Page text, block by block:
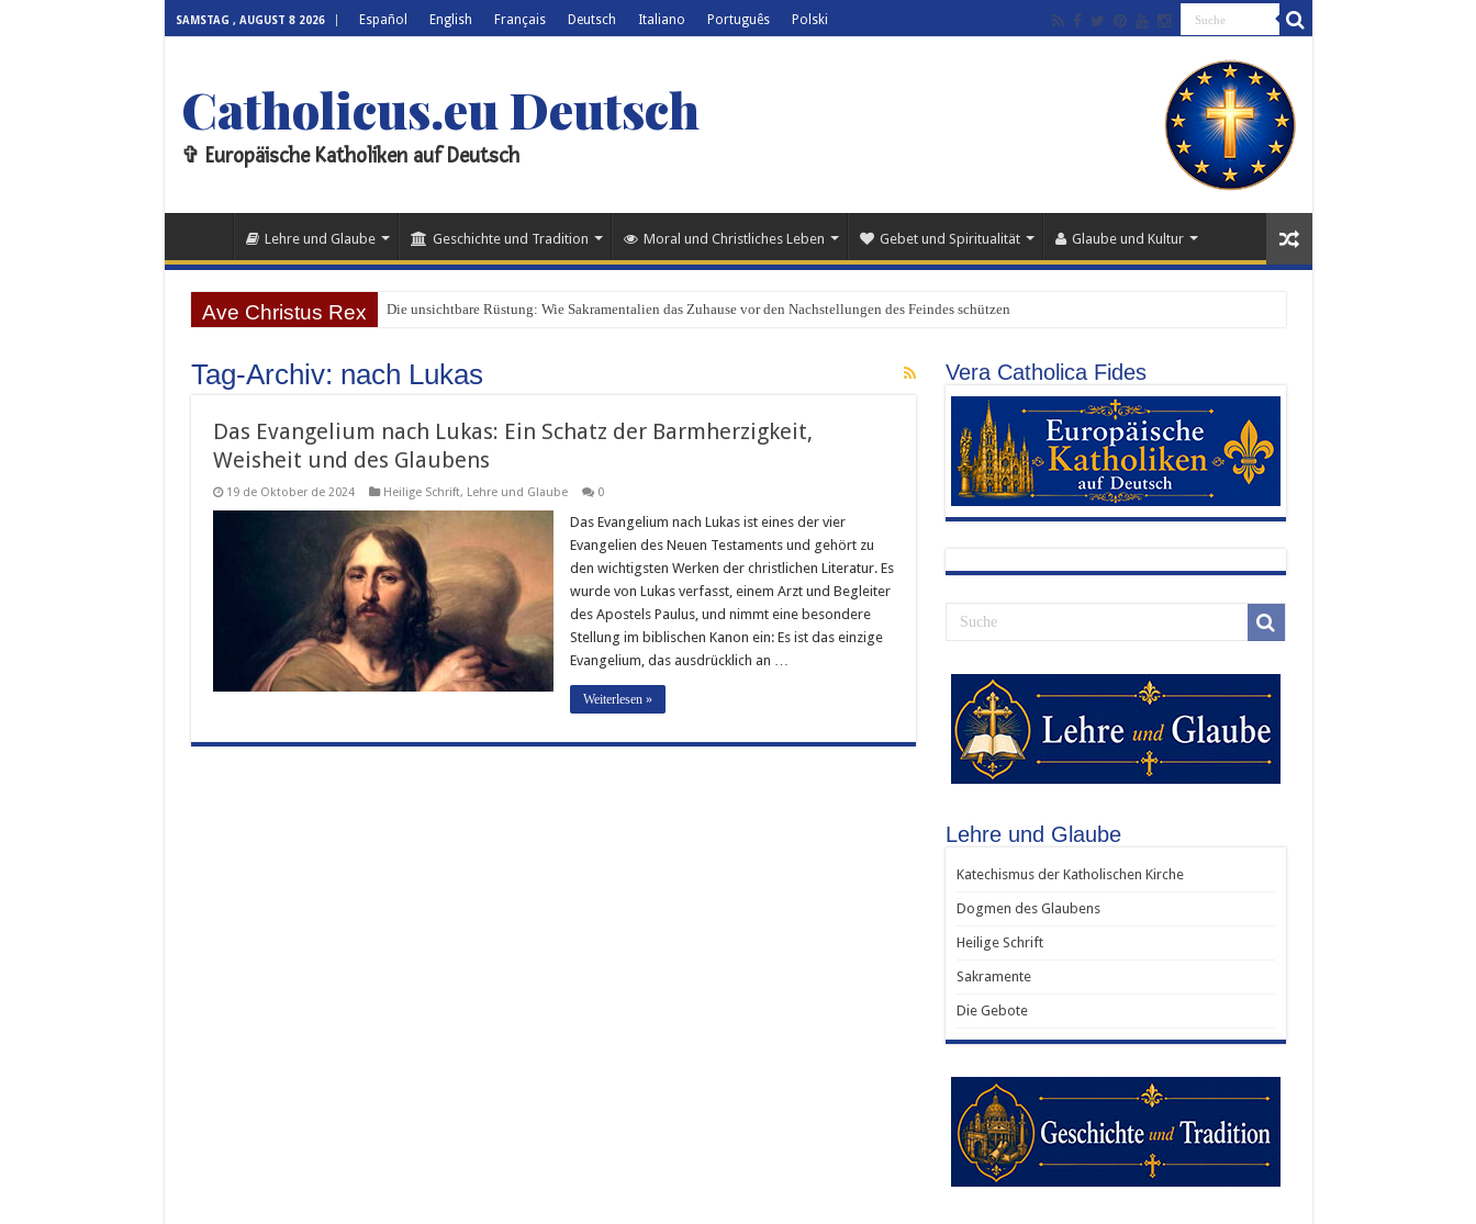
SAMSTAG , AUGUST 8 2026 Español English Français Deutsch Italiano Português Polski
Catholicus.eu Deutsch
✞ Europäische Katholiken auf Deutsch
Lehre und Glaube Geschichte und Tradition Moral und Christliches Leben Gebet und Spiritualität Glaube und Kultur
Ave Christus Rex Die unsichtbare Rüstung: Wie Sakramentalien das Zuhause vor den Nachstellungen des Feindes schützen
Tag-Archiv: nach Lukas
Das Evangelium nach Lukas: Ein Schatz der Barmherzigkeit,
Weisheit und des Glaubens
19 de Oktober de 2024 Heilige Schrift, Lehre und Glaube 0
Das Evangelium nach Lukas ist eines der vier
Evangelien des Neuen Testaments und gehört zu
den wichtigsten Werken der christlichen Literatur. Es
wurde von Lukas verfasst, einem Arzt und Begleiter
des Apostels Paulus, und nimmt eine besondere
Stellung im biblischen Kanon ein: Es ist das einzige
Evangelium, das ausdrücklich an …
Weiterlesen »
Vera Catholica Fides
Lehre und Glaube
Katechismus der Katholischen Kirche
Dogmen des Glaubens
Heilige Schrift
Sakramente
Die Gebote